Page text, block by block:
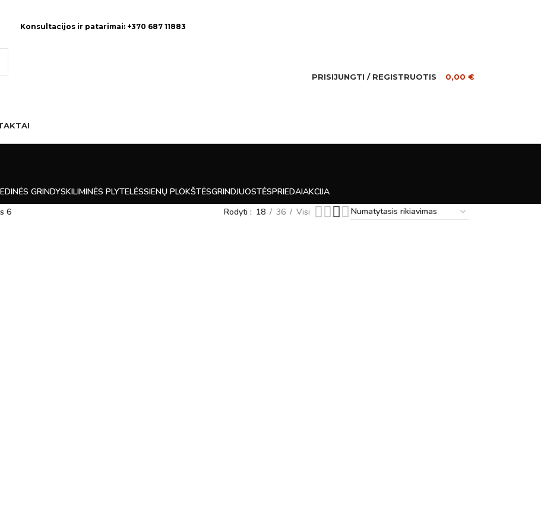
Konsultacijos ir patarimai: +370 687 11883
PRISIJUNGTI / REGISTRUOTIS 0,00 €
GRINDYSKILIMINĖS PLYTELĖSSIENŲ PLOKŠTĖSGRINDJUOSTĖSPRIEDAIAKCIJA
6 Rodyti 18 36 Visi